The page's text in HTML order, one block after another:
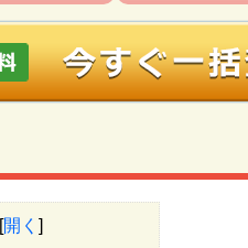
[開く ]